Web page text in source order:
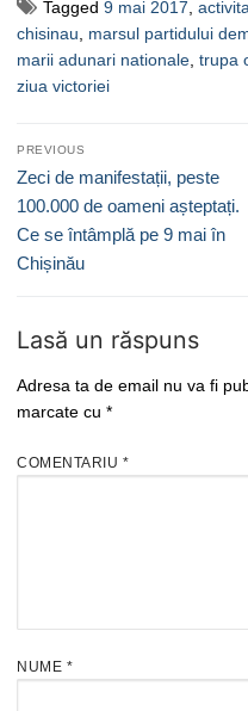
Tagged 9 mai 2017,
chisinau, marsul partidului
marii adunari nationale, trupa
ziua victoriei
Navigare
în
articole
PREVIOUS
Previous
post:
Zeci de manifestații, peste
100.000 de oameni așteptați.
Ce se întâmplă pe 9 mai în
Chișinău
Lasă un răspuns
Adresa ta de email nu va fi
marcate cu *
COMENTARIU *
NUME *